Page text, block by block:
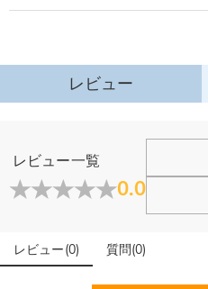
レビュー
レビュー一覧
0.0
レビュー(0) 質問(0)